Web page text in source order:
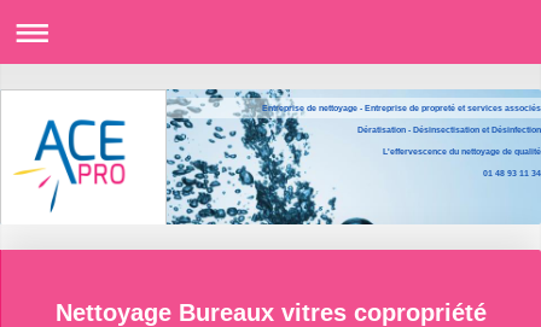
Entreprise de nettoyage - Entreprise de propreté et services associés
Dératisation - Désinsectisation et Désinfection
L'effervescence du nettoyage de qualité
01 48 93 11 34
Nettoyage Bureaux vitres copropriété